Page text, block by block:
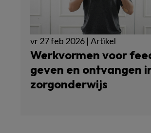
vr 27 feb 2026 | Artikel
Werkvormen voor
geven en ontvangen
zorgonderwijs